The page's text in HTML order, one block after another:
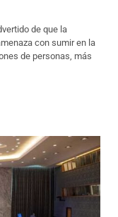
de que la
con sumir en la
de personas, más